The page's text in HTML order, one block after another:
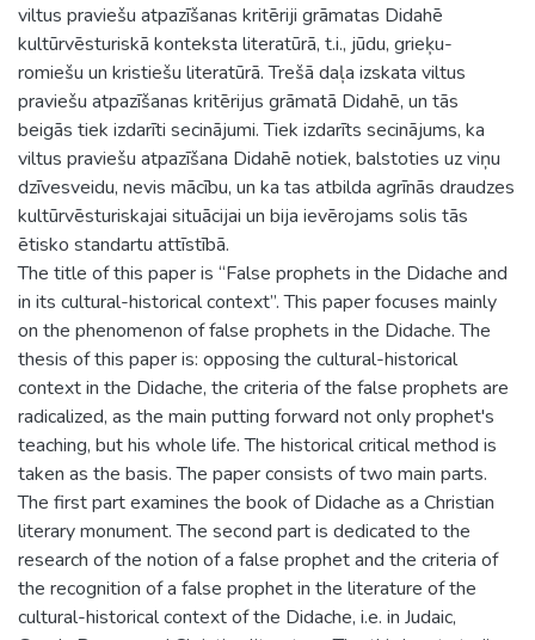
viltus praviešu atpazīšanas kritēriji grāmatas Didahē
kultūrvēsturiskā konteksta literatūrā, t.i., jūdu, grieķu-
romiešu un kristiešu literatūrā. Trešā daļa izskata viltus
praviešu atpazīšanas kritērijus grāmatā Didahē, un tās
beigās tiek izdarīti secinājumi. Tiek izdarīts secinājums, ka
viltus praviešu atpazīšana Didahē notiek, balstoties uz viņu
dzīvesveidu, nevis mācību, un ka tas atbilda agrīnās draudzes
kultūrvēsturiskajai situācijai un bija ievērojams solis tās
ētisko standartu attīstībā.
The title of this paper is “False prophets in the Didache and
in its cultural-historical context”. This paper focuses mainly
on the phenomenon of false prophets in the Didache. The
thesis of this paper is: opposing the cultural-historical
context in the Didache, the criteria of the false prophets are
radicalized, as the main putting forward not only prophet's
teaching, but his whole life. The historical critical method is
taken as the basis. The paper consists of two main parts.
The first part examines the book of Didache as a Christian
literary monument. The second part is dedicated to the
research of the notion of a false prophet and the criteria of
the recognition of a false prophet in the literature of the
cultural-historical context of the Didache, i.e. in Judaic,